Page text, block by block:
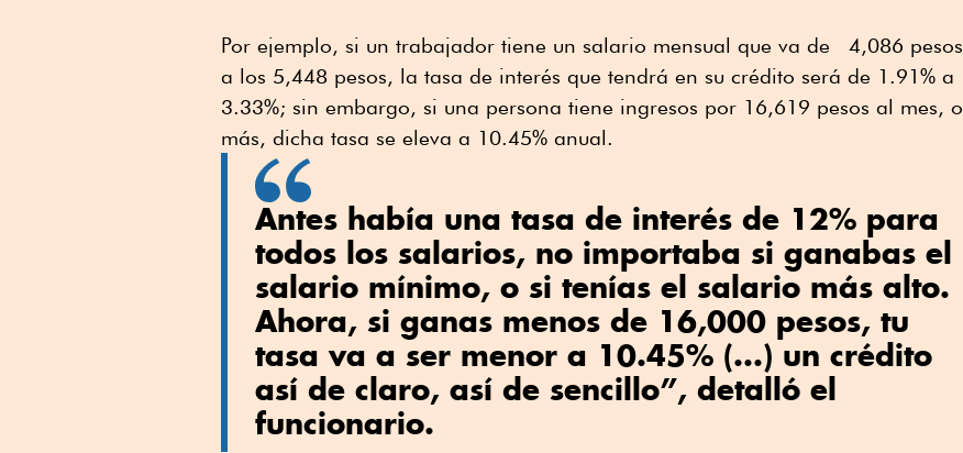
Por ejemplo, si un trabajador tiene un salario mensual que va de 4,086 pesos
a los 5,448 pesos, la tasa de interés que tendrá en su crédito será de 1.91% a
3.33%; sin embargo, si una persona tiene ingresos por 16,619 pesos al mes, o
más, dicha tasa se eleva a 10.45% anual.
Antes había una tasa de interés de 12% para
todos los salarios, no importaba si ganabas el
salario mínimo, o si tenías el salario más alto.
Ahora, si ganas menos de 16,000 pesos, tu
tasa va a ser menor a 10.45% (...) un crédito
así de claro, así de sencillo”, detalló el
funcionario.